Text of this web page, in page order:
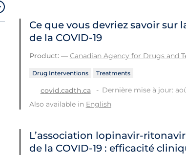
Ce que vous devriez savoir
de la COVID-19
Product:— Canadian Agency for Drugs and
Drug Interventions Treatments
covid.cadth.ca
Dernière mise à jour:
Also available in English
L’association lopinavir-
de la COVID‑19 : efficacité